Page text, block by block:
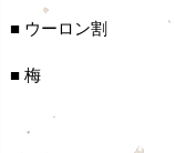
■ ウーロン割
■ 梅